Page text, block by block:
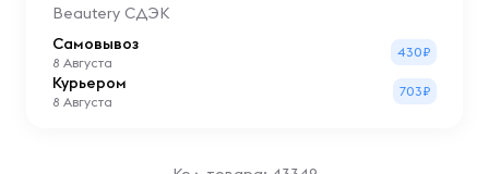
Beautery СДЭК
Самовывоз
8 Августа
430₽
Курьером
8 Августа
703₽